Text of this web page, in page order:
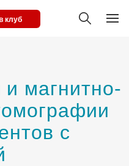
клуб
магнитно-
с